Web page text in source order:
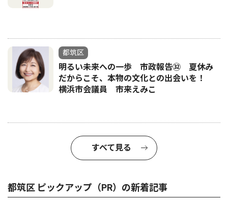
都筑区
明るい未来への一歩 市政報告㉜ 夏休み
だからこそ、本物の文化との出会いを！
横浜市会議員 市来えみこ
すべて見る
都筑区 ピックアップ（PR）の新着記事